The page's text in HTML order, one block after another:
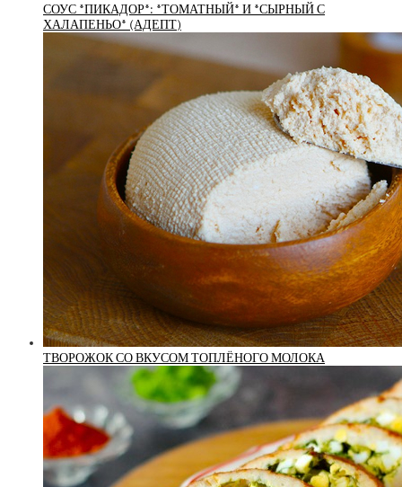
СОУС *ПИКАДОР*: *ТОМАТНЫЙ* И *СЫРНЫЙ С
ХАЛАПЕНЬО* (АДЕПТ)
ТВОРОЖОК СО ВКУСОМ ТОПЛЁНОГО МОЛОКА